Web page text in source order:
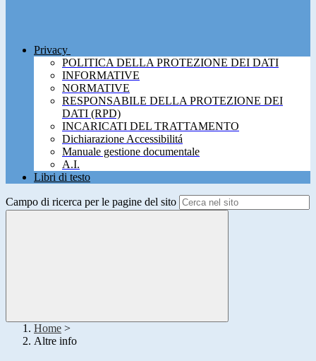
Privacy
POLITICA DELLA PROTEZIONE DEI DATI
INFORMATIVE
NORMATIVE
RESPONSABILE DELLA PROTEZIONE DEI
DATI (RPD)
INCARICATI DEL TRATTAMENTO
Dichiarazione Accessibilitá
Manuale gestione documentale
A.I.
Libri di testo
Campo di ricerca per le pagine del sito
Home >
Altre info